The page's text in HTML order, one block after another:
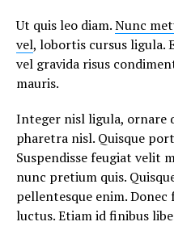
Ut quis leo diam.Nunc
vel, lobortis cursus ligula.
vel gravida risus
mauris.
Integer nisl ligula, ornare
pharetra nisl. Quisque
Suspendisse feugiat velit
nunc pretium quis.
pellentesque enim. Donec
luctus. Etiam id finibus